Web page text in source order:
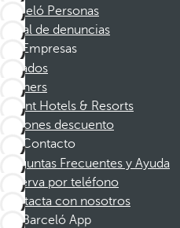
Barceló Personas
Canal de denuncias
Empresas
Afiliados
Partners
Dorint Hotels & Resorts
Cupones descuento
Contacto
Preguntas Frecuentes y Ayuda
Reserva por teléfono
Contacta con nosotros
Barceló App